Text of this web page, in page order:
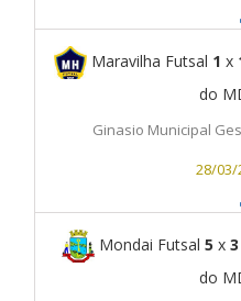
Maravilha Futsal 1 x
do
Ginasio Municipal
28/03/
Mondai Futsal 5 x 3
do